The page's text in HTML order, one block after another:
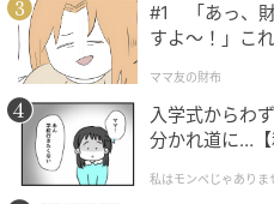
#1 「あっ、
すよ〜！」こ
ママ友の財布
入学式からわ
分かれ道に…
私はモンペじゃありま